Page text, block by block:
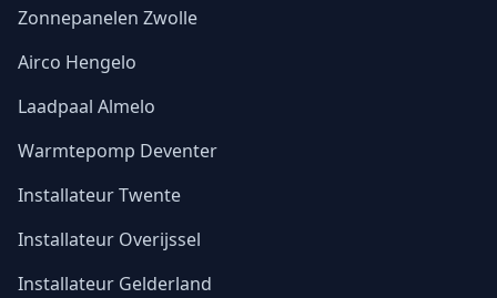
Zonnepanelen Zwolle
Airco Hengelo
Laadpaal Almelo
Warmtepomp Deventer
Installateur Twente
Installateur Overijssel
Installateur Gelderland